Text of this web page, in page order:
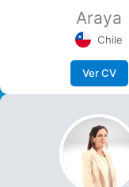
Araya
Chile
Ver CV